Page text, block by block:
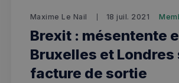
Maxime Le Nail 18 juil. 2021
Brexit : mésentente
Bruxelles et Londres
facture de sortie
un
Script.com
des
nécessaire que la
fonctionne